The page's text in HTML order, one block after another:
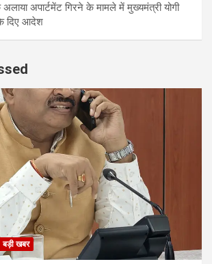
अपार्टमेंट गिरने के मामले में मुख्‍यमंत्री योगी
द‍िए आदेश
बड़ी खबर